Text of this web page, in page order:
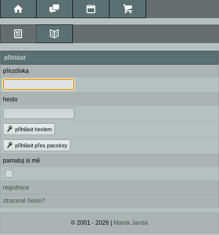
přihlásit
přezdívka
heslo
přihlásit heslem
přihlásit přes passkey
pamatuj si mě
registrace
ztracené heslo?
© 2001 - 2026 | Marek Janda